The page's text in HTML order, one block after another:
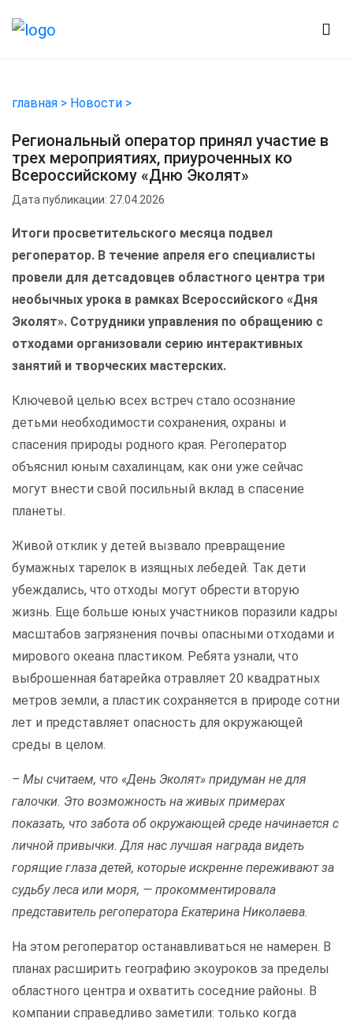
главная > Новости >
Региональный оператор принял участие в
трех мероприятиях, приуроченных ко
Всероссийскому «Дню Эколят»
Дата публикации: 27.04.2026
Итоги просветительского месяца подвел
регоператор. В течение апреля его специалисты
провели для детсадовцев областного центра три
необычных урока в рамках Всероссийского «Дня
Эколят». Сотрудники управления по обращению с
отходами организовали серию интерактивных
занятий и творческих мастерских.
Ключевой целью всех встреч стало осознание
детьми необходимости сохранения, охраны и
спасения природы родного края. Регоператор
объяснил юным сахалинцам, как они уже сейчас
могут внести свой посильный вклад в спасение
планеты.
Живой отклик у детей вызвало превращение
бумажных тарелок в изящных лебедей. Так дети
убеждались, что отходы могут обрести вторую
жизнь. Еще больше юных участников поразили кадры
масштабов загрязнения почвы опасными отходами и
мирового океана пластиком. Ребята узнали, что
выброшенная батарейка отравляет 20 квадратных
метров земли, а пластик сохраняется в природе сотни
лет и представляет опасность для окружающей
среды в целом.
– Мы считаем, что «День Эколят» придуман не для
галочки. Это возможность на живых примерах
показать, что забота об окружающей среде начинается с
личной привычки. Для нас лучшая награда видеть
горящие глаза детей, которые искренне переживают за
судьбу леса или моря, — прокомментировала
представитель регоператора Екатерина Николаева.
На этом регоператор останавливаться не намерен. В
планах расширить географию экоуроков за пределы
областного центра и охватить соседние районы. В
компании справедливо заметили: только когда